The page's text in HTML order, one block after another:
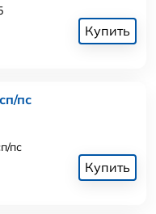
Купить
пс
пс
Купить